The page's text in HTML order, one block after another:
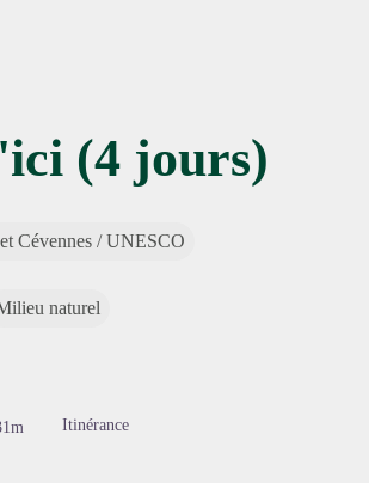
(4 jours)
Cévennes / UNESCO
naturel
Itinérance